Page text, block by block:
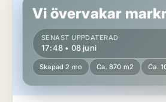
Vi övervakar
SENAST UPPDATERAD
17:48 • 08 juni
Skapad 2 mo Ca. 870 m2 Ca.